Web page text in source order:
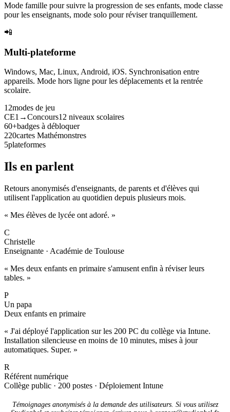
Mode famille pour suivre la progression de ses enfants, mode classe
pour les enseignants, mode solo pour réviser tranquillement.
📲
Multi-plateforme
Windows, Mac, Linux, Android, iOS. Synchronisation entre
appareils. Mode hors ligne pour les déplacements et la rentrée
scolaire.
12modes de jeu
CE1→Concours12 niveaux scolaires
60+badges à débloquer
220cartes Mathémonstres
5plateformes
Ils en parlent
Retours anonymisés d'enseignants, de parents et d'élèves qui
utilisent l'application au quotidien depuis plusieurs mois.
« Mes élèves de lycée ont adoré. »
C
Christelle
Enseignante · Académie de Toulouse
« Mes deux enfants en primaire s'amusent enfin à réviser leurs
tables. »
P
Un papa
Deux enfants en primaire
« J'ai déployé l'application sur les 200 PC du collège via Intune.
Installation silencieuse en moins de 10 minutes, mises à jour
automatiques. Super. »
R
Référent numérique
Collège public · 200 postes · Déploiement Intune
Témoignages anonymisés à la demande des utilisateurs. Si vous utilisez